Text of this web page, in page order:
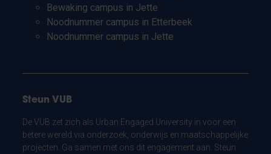
Bewaking campus in Jette
Noodnummer campus in Etterbeek
Noodnummer campus in Jette
Steun VUB
De VUB zet zich als Urban Engaged University in voor een
betere wereld via onderzoek, onderwijs en maatschappelijke
projecten. Ga samen met ons dit engagement aan. Steun